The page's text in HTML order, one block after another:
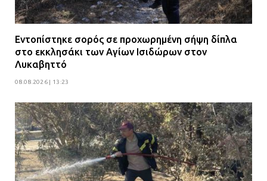
Εντοπίστηκε σορός σε προχωρημένη σήψη δίπλα
στο εκκλησάκι των Αγίων Ισιδώρων στον
Λυκαβηττό
08.08.2026 | 13:23